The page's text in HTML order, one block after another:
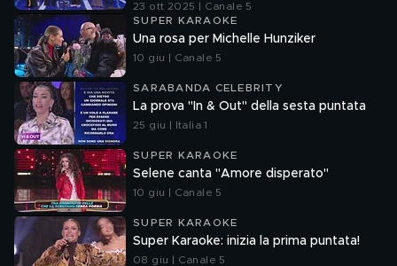
23 ott 2025 | Canale 5
SUPER KARAOKE
Una rosa per Michelle Hunziker
10 giu | Canale 5
SARABANDA CELEBRITY
La prova "In & Out" della sesta puntata
25 giu | Italia 1
SUPER KARAOKE
Selene canta "Amore disperato"
10 giu | Canale 5
SUPER KARAOKE
Super Karaoke: inizia la prima puntata!
08 giu | Canale 5